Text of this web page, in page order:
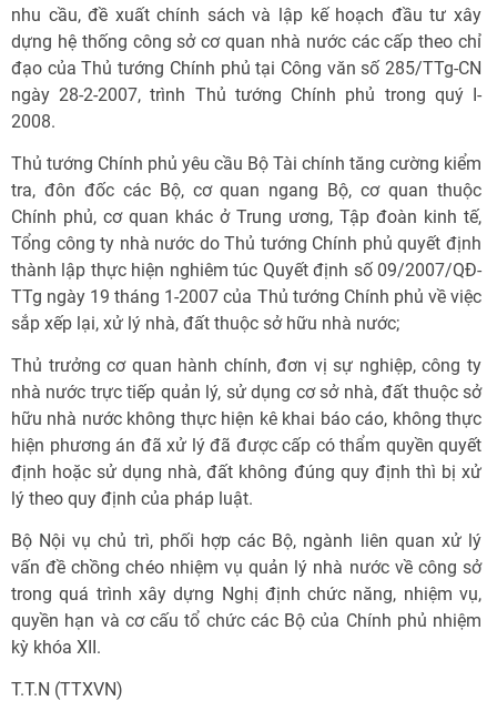
nhu cầu, đề xuất chính sách và lập kế hoạch đầu tư xây
dựng hệ thống công sở cơ quan nhà nước các cấp theo chỉ
đạo của Thủ tướng Chính phủ tại Công văn số 285/TTg-CN
ngày 28-2-2007, trình Thủ tướng Chính phủ trong quý I-
2008.
Thủ tướng Chính phủ yêu cầu Bộ Tài chính tăng cường kiểm
tra, đôn đốc các Bộ, cơ quan ngang Bộ, cơ quan thuộc
Chính phủ, cơ quan khác ở Trung ương, Tập đoàn kinh tế,
Tổng công ty nhà nước do Thủ tướng Chính phủ quyết định
thành lập thực hiện nghiêm túc Quyết định số 09/2007/QĐ-
TTg ngày 19 tháng 1-2007 của Thủ tướng Chính phủ về việc
sắp xếp lại, xử lý nhà, đất thuộc sở hữu nhà nước;
Thủ trưởng cơ quan hành chính, đơn vị sự nghiệp, công ty
nhà nước trực tiếp quản lý, sử dụng cơ sở nhà, đất thuộc sở
hữu nhà nước không thực hiện kê khai báo cáo, không thực
hiện phương án đã xử lý đã được cấp có thẩm quyền quyết
định hoặc sử dụng nhà, đất không đúng quy định thì bị xử
lý theo quy định của pháp luật.
Bộ Nội vụ chủ trì, phối hợp các Bộ, ngành liên quan xử lý
vấn đề chồng chéo nhiệm vụ quản lý nhà nước về công sở
trong quá trình xây dựng Nghị định chức năng, nhiệm vụ,
quyền hạn và cơ cấu tổ chức các Bộ của Chính phủ nhiệm
kỳ khóa XII.
T.T.N (TTXVN)